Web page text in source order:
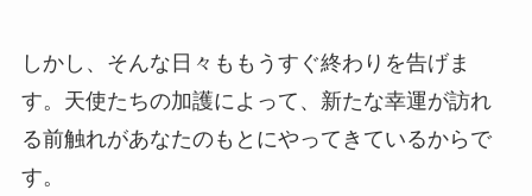
しかし、そんな日々ももうすぐ終わりを告げま
す。天使たちの加護によって、新たな幸運が訪れ
る前触れがあなたのもとにやってきているからで
す。